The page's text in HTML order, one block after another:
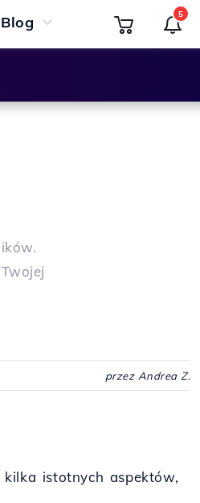
Blog 5
przez Andrea Z.
istotnych aspektów,